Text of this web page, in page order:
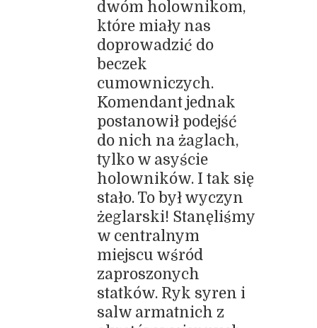
dwóm holownikom,
które miały nas
doprowadzić do
beczek
cumowniczych.
Komendant jednak
postanowił podejść
do nich na żaglach,
tylko w asyście
holowników. I tak się
stało. To był wyczyn
żeglarski! Stanęliśmy
w centralnym
miejscu wśród
zaproszonych
statków. Ryk syren i
salw armatnich z